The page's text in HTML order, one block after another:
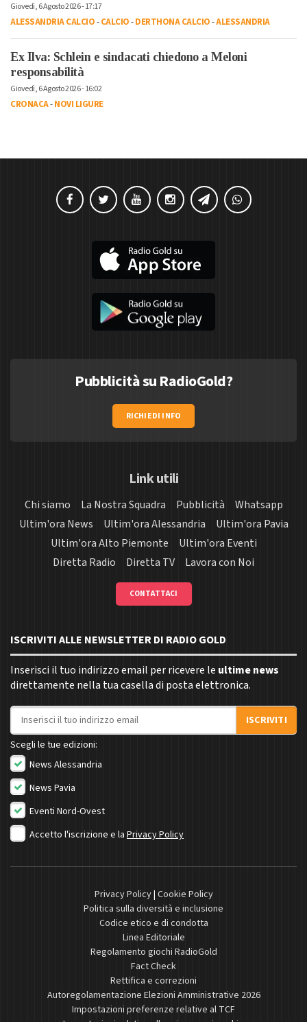
Giovedì, 6 Agosto 2026 - 17:17
ALESSANDRIA CALCIO-CALCIO-DERTHONA CALCIO-ALESSANDRIA
Ex Ilva: Schlein e sindacati chiedono a Meloni
responsabilità
Giovedì, 6 Agosto 2026 - 16:02
CRONACA-NOVI LIGURE
Pubblicità su RadioGold?
RICHIEDI INFO
Link utili
Chi siamo La Nostra Squadra Pubblicità
Whatsapp
Ultim'ora News
Ultim'ora Alessandria
Ultim'ora Pavia
Ultim'ora Alto Piemonte
Ultim'ora Eventi
Diretta Radio
Diretta TV Lavora con Noi
CONTATTACI
ISCRIVITI ALLE NEWSLETTER DI RADIO GOLD
Inserisci il tuo indirizzo email per ricevere le ultime news
direttamente nella tua casella di posta elettronica.
Indirizzo email
ISCRIVITI
Scegli le tue edizioni:
News Alessandria
News Pavia
Eventi Nord-Ovest
Accetto l'iscrizione e la Privacy Policy
Privacy Policy| Cookie Policy
Politica sulla diversità e inclusione
Codice etico e di condotta
Linea Editoriale
Regolamento giochi RadioGold
Fact Check
Rettifica e correzioni
Autoregolamentazione Elezioni Amministrative 2026
Impostazioni preferenze relative al TCF